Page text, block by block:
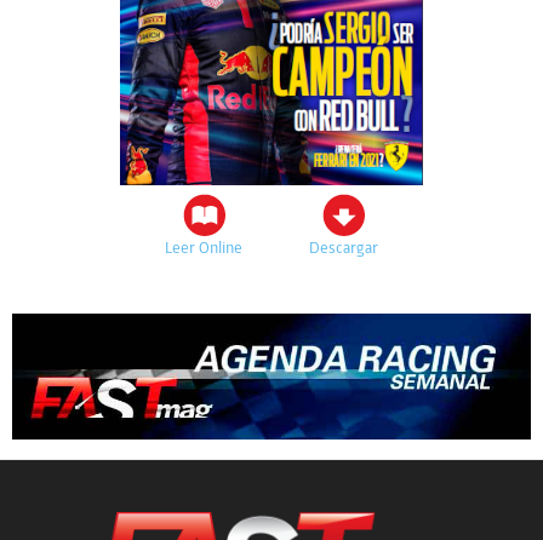
Leer Online Descargar